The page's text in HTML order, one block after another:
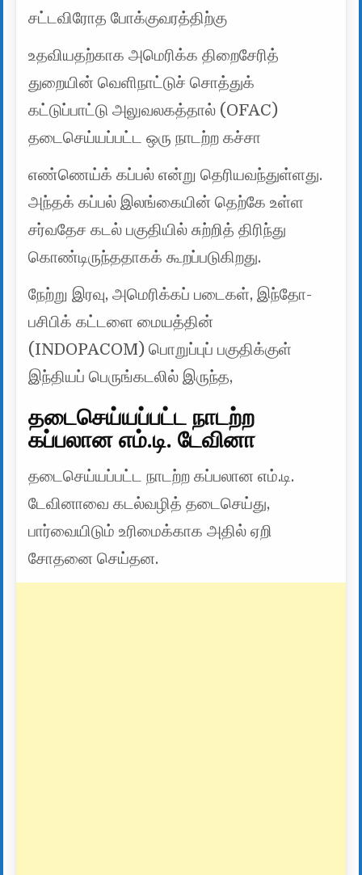
சட்டவிரோத போக்குவரத்திற்கு
உதவியதற்காக அமெரிக்க திறைசேரித்
துறையின் வெளிநாட்டுச் சொத்துக்
கட்டுப்பாட்டு அலுவலகத்தால் (OFAC)
தடைசெய்யப்பட்ட ஒரு நாடற்ற கச்சா
எண்ணெய்க் கப்பல் என்று தெரியவந்துள்ளது.
அந்தக் கப்பல் இலங்கையின் தெற்கே உள்ள
சர்வதேச கடல் பகுதியில் சுற்றித் திரிந்து
கொண்டிருந்ததாகக் கூறப்படுகிறது.
நேற்று இரவு, அமெரிக்கப் படைகள், இந்தோ-
பசிபிக் கட்டளை மையத்தின்
(INDOPACOM) பொறுப்புப் பகுதிக்குள்
இந்தியப் பெருங்கடலில் இருந்த,
தடைசெய்யப்பட்ட நாடற்ற
கப்பலான எம்.டி. டேவினா
தடைசெய்யப்பட்ட நாடற்ற கப்பலான எம்.டி.
டேவினாவை கடல்வழித் தடைசெய்து,
பார்வையிடும் உரிமைக்காக அதில் ஏறி
சோதனை செய்தன.